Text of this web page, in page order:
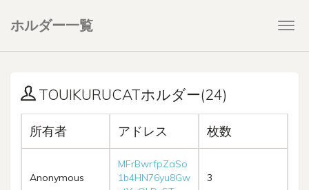
ホルダー一覧
TOUIKURUCATホルダー(24)
所有者 アドレス 枚数
Anonymous
MFrBwrfpZaSo
1b4HN76yu8Gw
3